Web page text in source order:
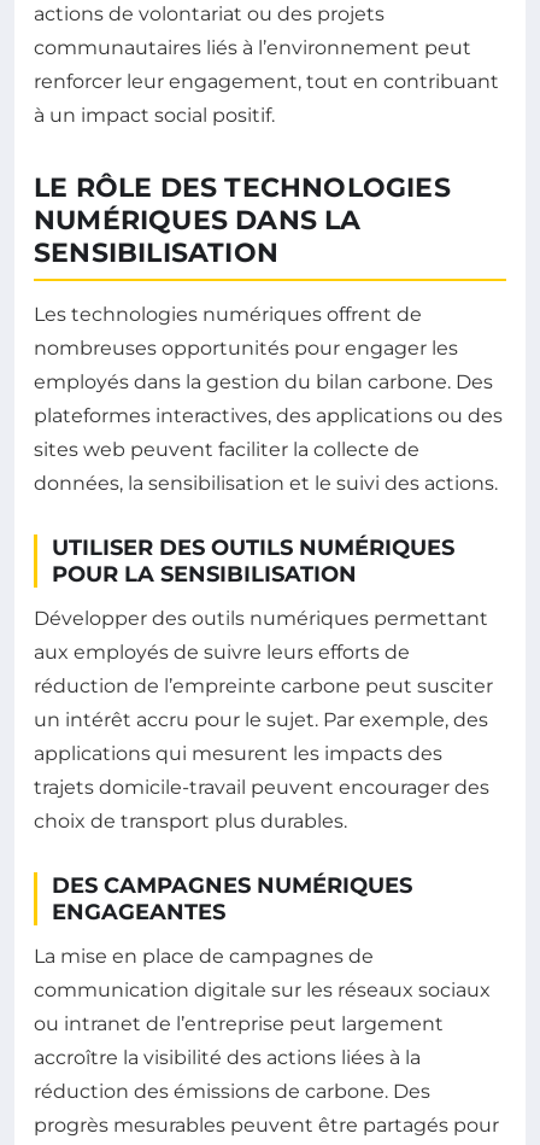
actions de volontariat ou des projets
communautaires liés à l’environnement peut
renforcer leur engagement, tout en contribuant
à un impact social positif.
LE RÔLE DES TECHNOLOGIES
NUMÉRIQUES DANS LA
SENSIBILISATION
Les technologies numériques offrent de
nombreuses opportunités pour engager les
employés dans la gestion du bilan carbone. Des
plateformes interactives, des applications ou des
sites web peuvent faciliter la collecte de
données, la sensibilisation et le suivi des actions.
UTILISER DES OUTILS NUMÉRIQUES
POUR LA SENSIBILISATION
Développer des outils numériques permettant
aux employés de suivre leurs efforts de
réduction de l’empreinte carbone peut susciter
un intérêt accru pour le sujet. Par exemple, des
applications qui mesurent les impacts des
trajets domicile-travail peuvent encourager des
choix de transport plus durables.
DES CAMPAGNES NUMÉRIQUES
ENGAGEANTES
La mise en place de campagnes de
communication digitale sur les réseaux sociaux
ou intranet de l’entreprise peut largement
accroître la visibilité des actions liées à la
réduction des émissions de carbone. Des
progrès mesurables peuvent être partagés pour